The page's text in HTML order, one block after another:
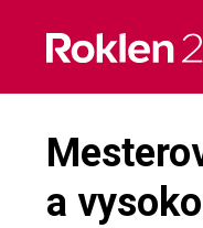
content
a